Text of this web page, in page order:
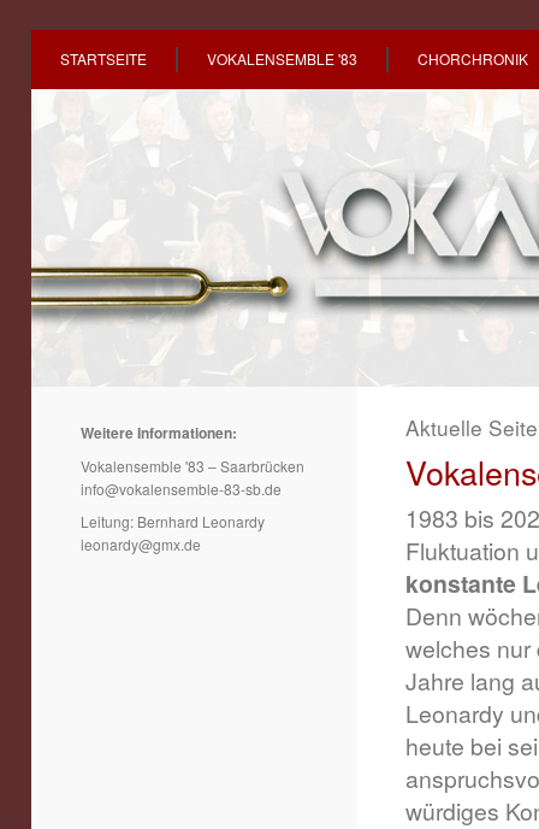
STARTSEITE VOKALENSEMBLE '83 CHORCHRONIK
Weitere Informationen:
Vokalensemble '83 – Saarbrücken
info@vokalensemble-83-sb.de
Leitung: Bernhard Leonardy
leonardy@gmx.de
Aktuelle
1983 bis
Fluktuation
konstante
Denn
welches nur
Jahre lang
Leonardy
heute bei
würdiges